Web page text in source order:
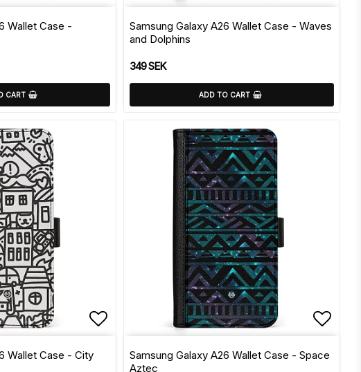
Add to list of favorites
Wallet Case -
CART
Samsung Galaxy A26 Wallet Case - Waves
and Dolphins
349 SEK
ADD TO CART
Add to list of favorites
Wallet Case - City
Samsung Galaxy A26 Wallet Case - Space
Aztec